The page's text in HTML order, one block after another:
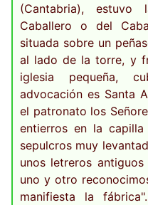
(Cantabria),
Caballero o del
situada sobre un
al lado de la torre, y
iglesia pequeña,
advocación es Santa
el patronato los
entierros en la
sepulcros muy
unos letreros
uno y otro
manifiesta la